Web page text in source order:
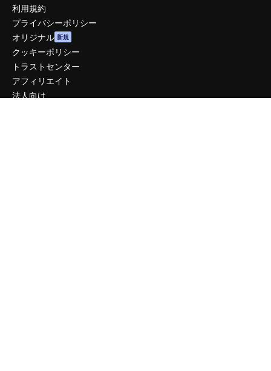
利用規約
プライバシーポリシー
オリジナル 新規
クッキーポリシー
トラストセンター
アフィリエイト
法人向け